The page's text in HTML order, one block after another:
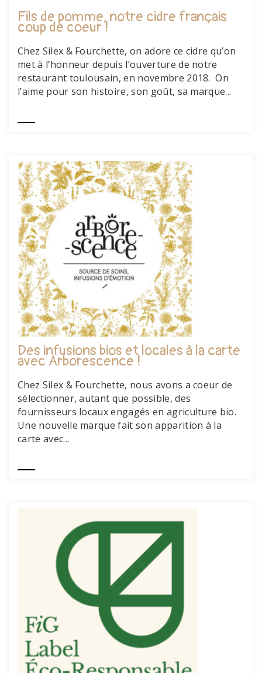
Fils de pomme, notre cidre français
coup de coeur !
Chez Silex & Fourchette, on adore ce cidre qu’on
met à l’honneur depuis l’ouverture de notre
restaurant toulousain, en novembre 2018. On
l’aime pour son histoire, son goût, sa marque...
Des infusions bios et locales à la carte
avec Arborescence !
Chez Silex & Fourchette, nous avons a coeur de
sélectionner, autant que possible, des
fournisseurs locaux engagés en agriculture bio.
Une nouvelle marque fait son apparition à la
carte avec...